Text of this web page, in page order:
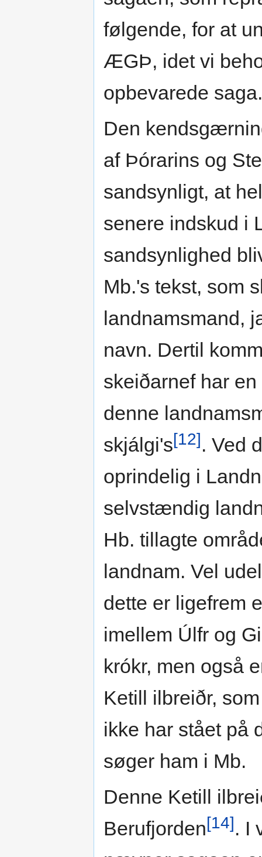
følgende, for at
ÆGÞ, idet vi
opbevarede saga.
Den
af Þórarins og
sandsynligt, at
senere indskud i
sandsynlighed
Mb.'s tekst, som
landnamsmand,
navn. Dertil
skeiðarnef har
denne
skjálgi's[12]. Ved
oprindelig i
selvstændig
Hb. tillagte
landnam. Vel
dette er ligefrem
imellem Úlfr og
krókr, men også
Ketill ilbreiðr,
ikke har stået på
søger ham i Mb.
Denne Ketill
Berufjorden[14]. I